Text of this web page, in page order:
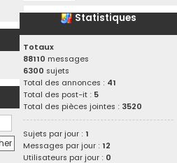
Statistiques
Totaux
88110 messages
6300 sujets
Total des annonces : 41
Total des post-it : 5
Total des pièces jointes : 3520
Sujets par jour :1
Messages par jour :12
Utilisateurs par jour : 0